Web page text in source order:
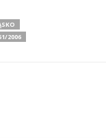
2006